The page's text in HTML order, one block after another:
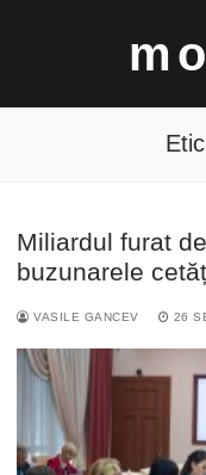
Caută
Miliardul furat
buzunarele
VASILE GANCEV 26